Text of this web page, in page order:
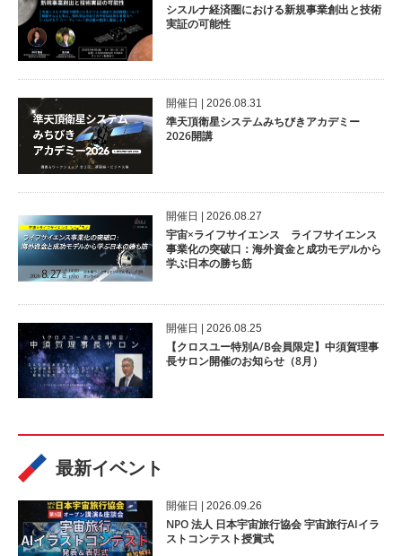
シスルナ経済圏における新規事業創出と技術
実証の可能性
開催⽇ | 2026.08.31
準天頂衛星システムみちびきアカデミー
2026開講
開催⽇ | 2026.08.27
宇宙×ライフサイエンス ライフサイエンス
事業化の突破口：海外資金と成功モデルから
学ぶ日本の勝ち筋
開催⽇ | 2026.08.25
【クロスユー特別A/B会員限定】中須賀理事
長サロン開催のお知らせ（8月）
最新イベント
開催⽇ | 2026.09.26
NPO 法人 日本宇宙旅行協会 宇宙旅行AIイラ
ストコンテスト授賞式